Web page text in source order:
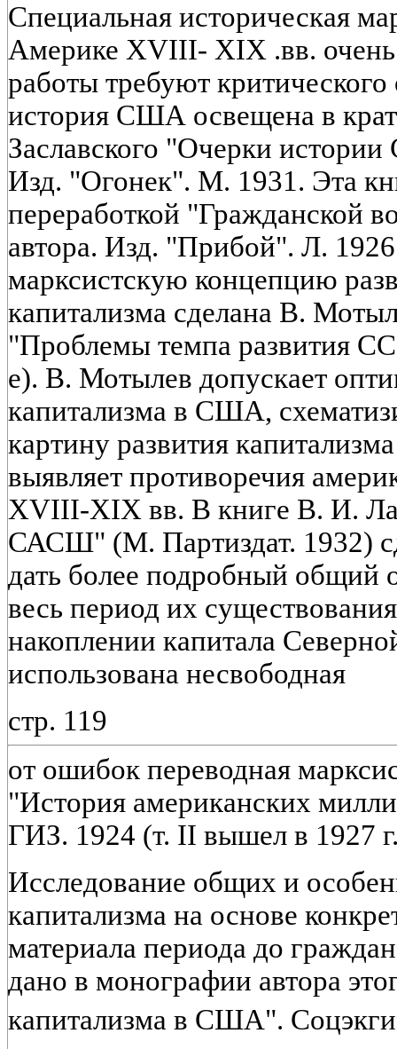
Специальная историческая
Америке XVIII- XIX .вв.
работы требуют
история США освещена в
Заславского "Очерки
Изд. "Огонек". М. 1931. Эта
переработкой "Гражданской
автора. Изд. "Прибой". Л.
марксистскую концепцию
капитализма сделана В.
"Проблемы темпа развития
е). В. Мотылев допускает
капитализма в США,
картину развития
выявляет противоречия
XVIII-XIX вв. В книге В. И.
САСШ" (М. Партиздат. 1932)
дать более подробный
весь период их
накоплении капитала
использована несвободная
стр. 119
от ошибок переводная
"История американских
ГИЗ. 1924 (т. II вышел в 1927
Исследование общих и
капитализма на основе
материала периода до
дано в монографии автора
капитализма в США".